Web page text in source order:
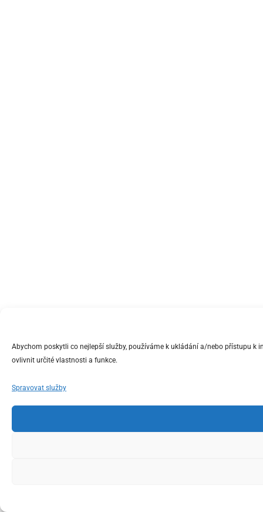
Abychom poskytli co nejlepší služby, používáme k ukládání a/nebo přístupu
ovlivnit určité vlastnosti a funkce.
Spravovat služby